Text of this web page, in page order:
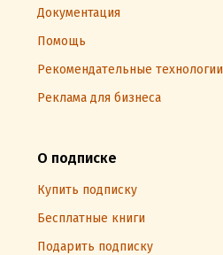
Документация
Помощь
Рекомендательные технологии
Реклама для бизнеса
О подписке
Купить подписку
Бесплатные книги
Подарить подписку